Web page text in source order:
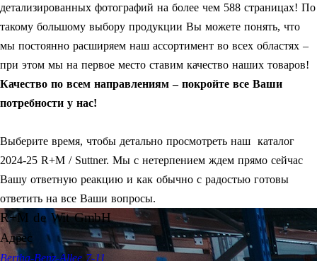
детализированных фотографий на более чем 588 страницах! По
такому большому выбору продукции Вы можете понять, что
мы постоянно расширяем наш ассортимент во всех областях –
при этом мы на первое место ставим качество наших товаров!
Качество по всем направлениям – покройте все Ваши
потребности у нас!
Выберите время, чтобы детально просмотреть наш каталог
2024-25 R+M / Suttner. Мы с нетерпением ждем прямо сейчас
Вашу ответную реакцию и как обычно с радостью готовы
ответить на все Ваши вопросы.
R+M de Wit GmbH
Адрес
Bertha-Benz-Allee 7-11